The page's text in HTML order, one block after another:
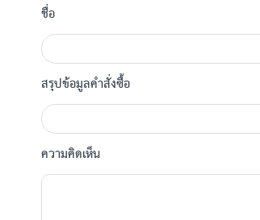
ชื่อ
สรุปข้อมูลคำสั่งซื้อ
ความคิดเห็น